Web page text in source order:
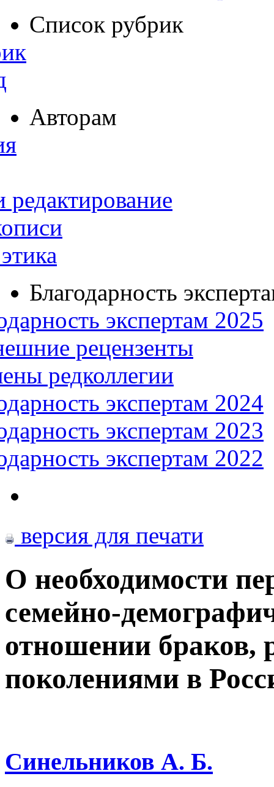
Список рубрик
Авторам
редактирование
Благодарность
экспертам 2025
рецензенты
редколлегии
экспертам 2024
экспертам 2023
экспертам 2022
версия для печати
О необходимости
семейно-
отношении браков,
поколениями в
Синельников А. Б.